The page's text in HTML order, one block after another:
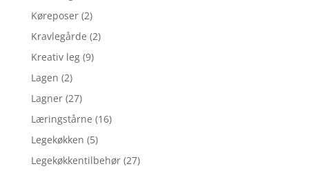
Køreposer (2)
Kravlegårde (2)
Kreativ leg (9)
Lagen (2)
Lagner (27)
Læringstårne (16)
Legekøkken (5)
Legekøkkentilbehør (27)